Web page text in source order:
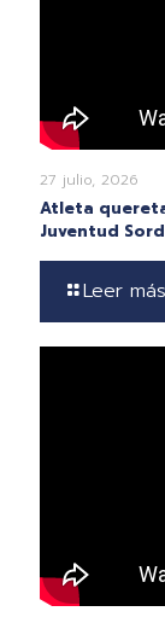
27 julio, 2026
Atleta
Juventud
Leer más